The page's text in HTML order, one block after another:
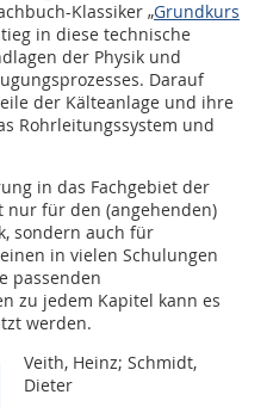
Klassiker „Grundkurs
in diese technische
der Physik und
Darauf
der Kälteanlage und ihre
Rohrleitungssystem und
in das Fachgebiet der
nur für den (angehenden)
sondern auch für
in vielen Schulungen
passenden
zu jedem Kapitel kann es
werden.
Veith, Heinz; Schmidt,
Dieter